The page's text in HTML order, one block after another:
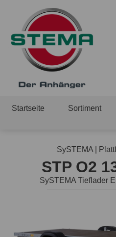
Startseite Sortiment
SySTEMA |
STP O2
SySTEMA Tieflader